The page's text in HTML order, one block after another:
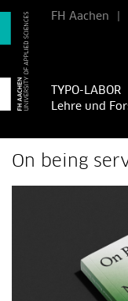
FH Aachen
TYPO-LABOR
Lehre und
On being